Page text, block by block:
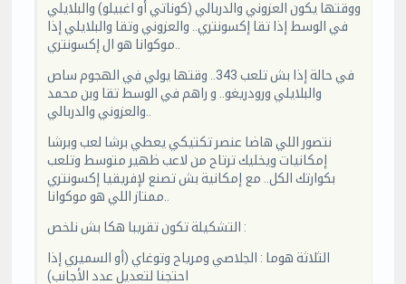
ووقتها يكون العزوني والدربالي (كوناتي أو اغبيلو) والبلايلي
في الوسط إذا تقا إكسونتري.. والعزوني وتقا والبلايلي إذا
في حالة إذا بش تلعب 343.. وقتها يولي في الهجوم ساص
والبلايلي ورودريغو.. و راهم في الوسط تقا وبن محمد
نتصور اللي هاضا عنصر تكتيكي يعطي برشا لعب وبرشا
إمكانيات ويخليك ترتاح من لاعب ظهير متوسط وتلعب
بكوارتك الكل.. مع إمكانية بش تصنع لإفريقيا إكسونتري
التشكيلة تكون تقريبا هكا بش نلخص :
الثلاثة هوما : الجلاصي ومرياح وتوغاي (أو السميري إذا
احتجنا لتعديل عدد الأجانب)